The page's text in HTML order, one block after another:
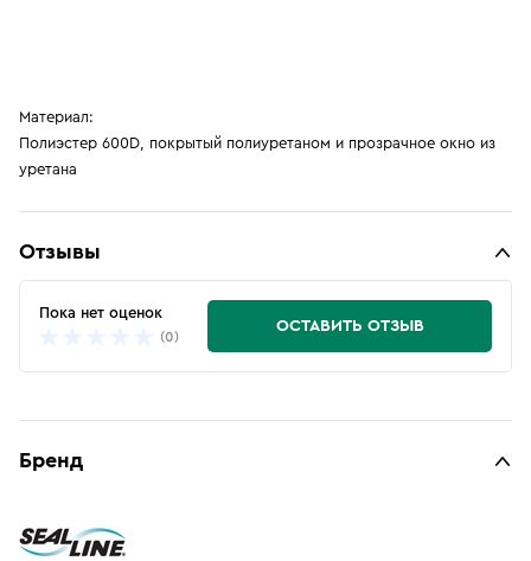
Материал:
Полиэстер 600D, покрытый полиуретаном и прозрачное окно из
уретана
Отзывы
Пока нет оценок
(0)
ОСТАВИТЬ ОТЗЫВ
Бренд